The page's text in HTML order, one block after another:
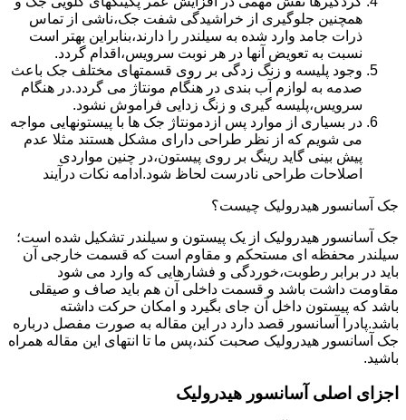
همچنین جلوگیری از خراشیدگی شفت جک،ناشی از تماس
ذرات جامد وارد شده به سیلندر را دارند،بنابراین بهتر است
نسبت به تعویض آنها در هر نوبت سرویس،اقدام گردد.
وجود پلیسه و زنگ زدگی بر روی قسمتهای مختلف جک باعث
صدمه به لوازم آب بندی در هنگام مونتاژ می گردد.در هنگام
سرویس،پلیسه گیری و زنگ زدایی فراموش نشود.
در بسیاری از موارد پس ازدمونتاژ جک ها با پیستونهایی مواجه
می شویم که از نظر طراحی دارای مشکل هستند مثلا عدم
پیش بینی گاید رینگ بر روی پیستون،در چنین مواردی
اصلاحات طراحی نادرست لحاظ شود.ادامه نکات درآیند
جک آسانسور هیدرولیک چیست؟
جک آسانسور هیدرولیک از یک پیستون و سیلندر تشکیل شده است؛
سیلندر محفظه ای مستحکم و مقاوم است که قسمت خارجی آن
باید در برابر رطوبت،خوردگی و فشارهایی که وارد می شود
مقاومت داشت باشد و قسمت داخلی آن هم باید صاف و صیقلی
باشد که پیستون داخل آن جای بگیرد و امکان حرکت داشته
باشد.پادرا آسانسور قصد دارد در این مقاله به صورت مفصل درباره
جک آسانسور هیدرولیک صحبت کند،پس ما تا انتهای این مقاله همراه
باشید.
اجزای اصلی آسانسور هیدرولیک